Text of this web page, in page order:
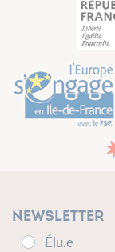
Newsletter
Élu.e